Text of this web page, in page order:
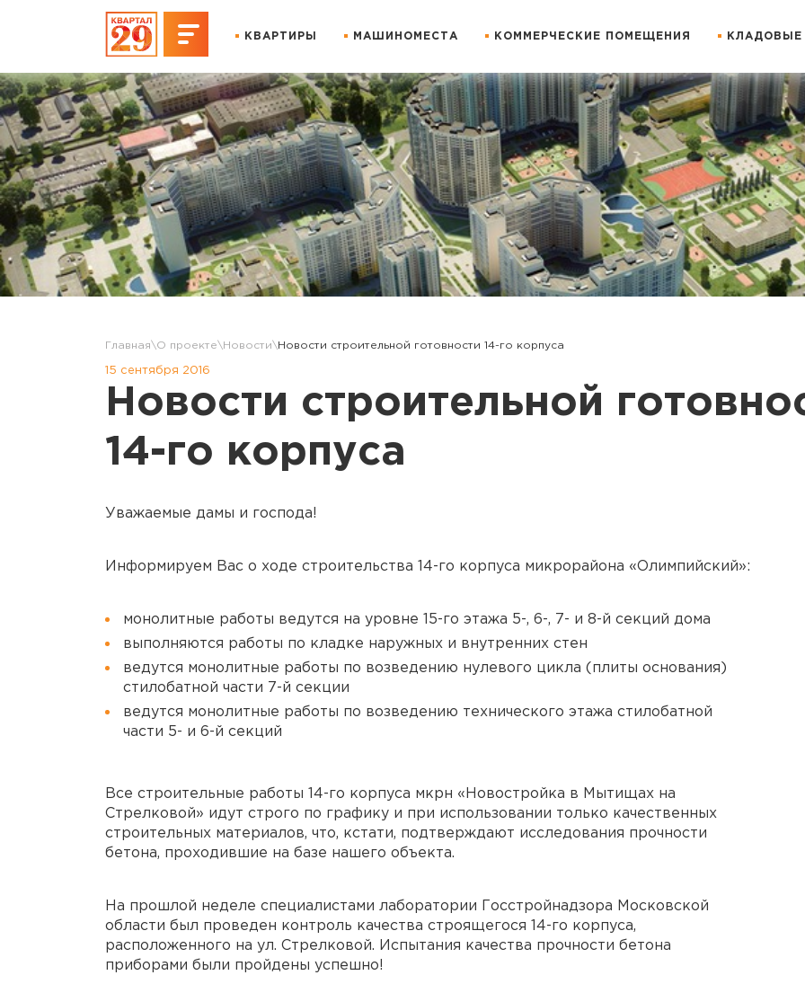
КВАРТИРЫ МАШИНОМЕСТА КОММЕРЧЕСКИЕ ПОМЕЩЕНИЯ КЛАДОВЫЕ
Главная О проекте Новости Новости строительной готовности 14-го корпуса
15 сентября 2016
Новости строительной
14-го корпуса
Уважаемые дамы и господа!
Информируем Вас о ходе строительства 14-го корпуса микрорайона «Олимпийский»:
монолитные работы ведутся на уровне 15-го этажа 5-, 6-, 7- и 8-й секций дома
выполняются работы по кладке наружных и внутренних стен
ведутся монолитные работы по возведению нулевого цикла (плиты основания)
стилобатной части 7-й секции
ведутся монолитные работы по возведению технического этажа стилобатной
части 5- и 6-й секций
Все строительные работы 14-го корпуса мкрн «Новостройка в Мытищах на
Стрелковой» идут строго по графику и при использовании только качественных
строительных материалов, что, кстати, подтверждают исследования прочности
бетона, проходившие на базе нашего объекта.
На прошлой неделе специалистами лаборатории Госстройнадзора Московской
области был проведен контроль качества строящегося
14-го корпуса,
расположенного на ул. Стрелковой. Испытания качества прочности бетона
приборами были пройдены успешно!